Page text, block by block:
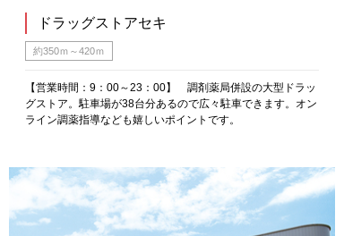
ドラッグストアセキ
約350ｍ～420ｍ
【営業時間：9：00～23：00】 調剤薬局併設の大型ドラッ
グストア。駐車場が38台分あるので広々駐車できます。オン
ライン調薬指導なども嬉しいポイントです。